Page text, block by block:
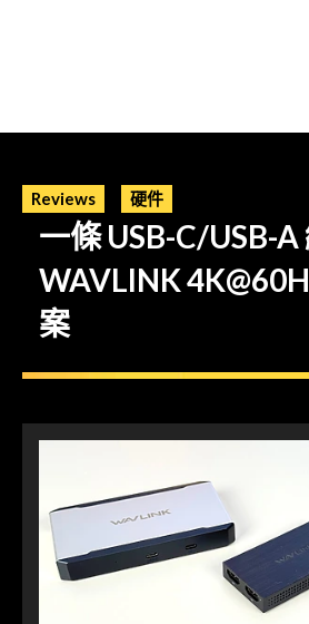
Reviews 硬件
一條 USB-C/USB-A
WAVLINK
案